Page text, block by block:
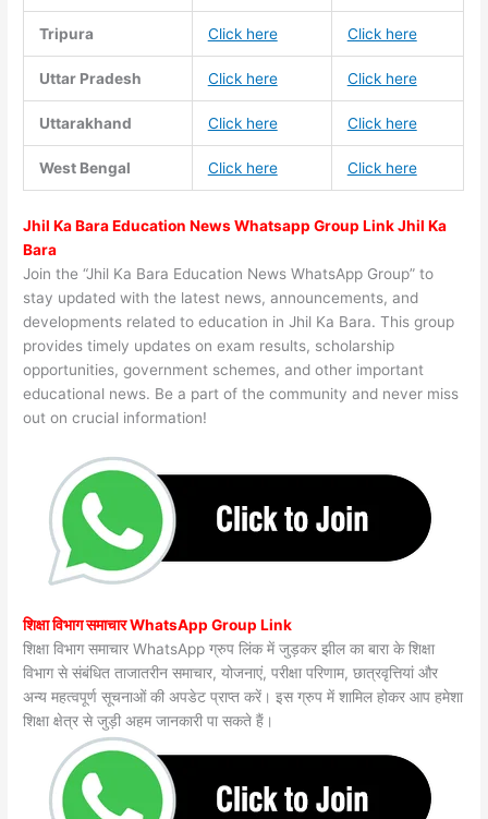
Tripura Click here Click here
Uttar Pradesh Click here Click here
Uttarakhand Click here Click here
West Bengal Click here Click here
Jhil Ka Bara Education News Whatsapp Group Link Jhil Ka
Bara
Join the “Jhil Ka Bara Education News WhatsApp Group” to
stay updated with the latest news, announcements, and
developments related to education in Jhil Ka Bara. This group
provides timely updates on exam results, scholarship
opportunities, government schemes, and other important
educational news. Be a part of the community and never miss
out on crucial information!
शिक्षा विभाग समाचार WhatsApp Group Link
शिक्षा विभाग समाचार WhatsApp ग्रुप लिंक में जुड़कर झील का बारा के शिक्षा
विभाग से संबंधित ताजातरीन समाचार, योजनाएं, परीक्षा परिणाम, छात्रवृत्तियां और
अन्य महत्वपूर्ण सूचनाओं की अपडेट प्राप्त करें। इस ग्रुप में शामिल होकर आप हमेशा
शिक्षा क्षेत्र से जुड़ी अहम जानकारी पा सकते हैं।